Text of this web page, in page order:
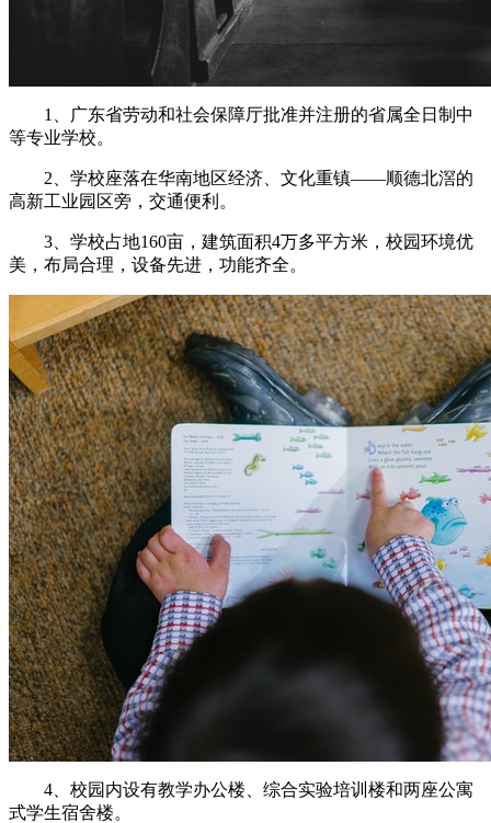
1、广东省劳动和社会保障厅批准并注册的省属全日制中
等专业学校。
2、学校座落在华南地区经济、文化重镇——顺德北滘的
高新工业园区旁，交通便利。
3、学校占地160亩，建筑面积4万多平方米，校园环境优
美，布局合理，设备先进，功能齐全。
4、校园内设有教学办公楼、综合实验培训楼和两座公寓
式学生宿舍楼。